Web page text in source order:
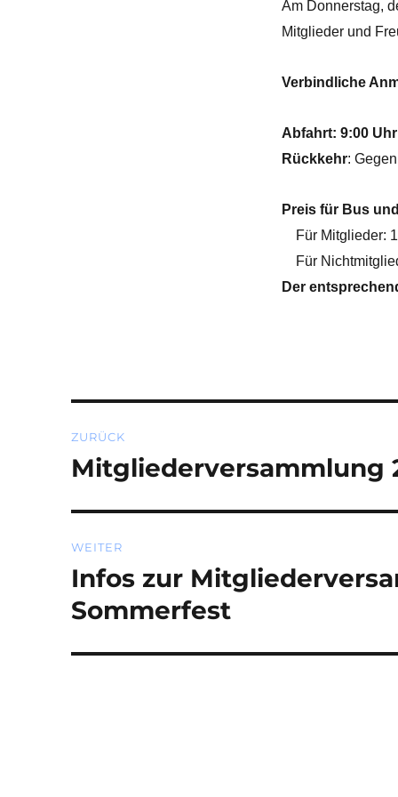
Am Donnerstag,
Mitglieder und
Verbindliche
Abfahrt: 9:00 Uhr
Rückkehr: Gegen
Preis für Bus
Für Mitglieder:
Für
Der
ZURÜCK
Vorheriger
Mitgliederversammlung
WEITER
Nächster
Beitrag:
Infos zur
Sommerfest